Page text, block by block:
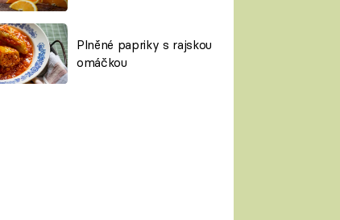
Plněné papriky s rajskou
omáčkou